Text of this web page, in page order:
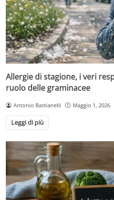
Allergie di stagione, i veri
ruolo delle graminacee
Antonio Bastianelli Maggio 1, 2026
Leggi di più